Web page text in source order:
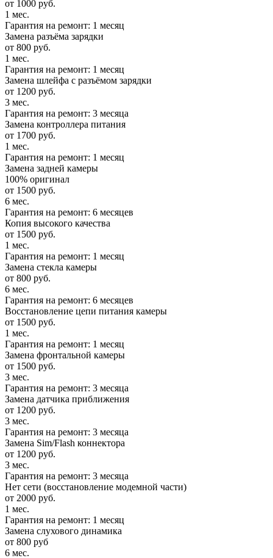
от 1000 руб.
1 мес.
Гарантия на ремонт: 1 месяц
Замена разъёма зарядки
от 800 руб.
1 мес.
Гарантия на ремонт: 1 месяц
Замена шлейфа с разъёмом зарядки
от 1200 руб.
3 мес.
Гарантия на ремонт: 3 месяца
Замена контроллера питания
от 1700 руб.
1 мес.
Гарантия на ремонт: 1 месяц
Замена задней камеры
100% оригинал
от 1500 руб.
6 мес.
Гарантия на ремонт: 6 месяцев
Копия высокого качества
от 1500 руб.
1 мес.
Гарантия на ремонт: 1 месяц
Замена стекла камеры
от 800 руб.
6 мес.
Гарантия на ремонт: 6 месяцев
Восстановление цепи питания камеры
от 1500 руб.
1 мес.
Гарантия на ремонт: 1 месяц
Замена фронтальной камеры
от 1500 руб.
3 мес.
Гарантия на ремонт: 3 месяца
Замена датчика приближения
от 1200 руб.
3 мес.
Гарантия на ремонт: 3 месяца
Замена Sim/Flash коннектора
от 1200 руб.
3 мес.
Гарантия на ремонт: 3 месяца
Нет сети (восстановление модемной части)
от 2000 руб.
1 мес.
Гарантия на ремонт: 1 месяц
Замена слухового динамика
от 800 руб
6 мес.